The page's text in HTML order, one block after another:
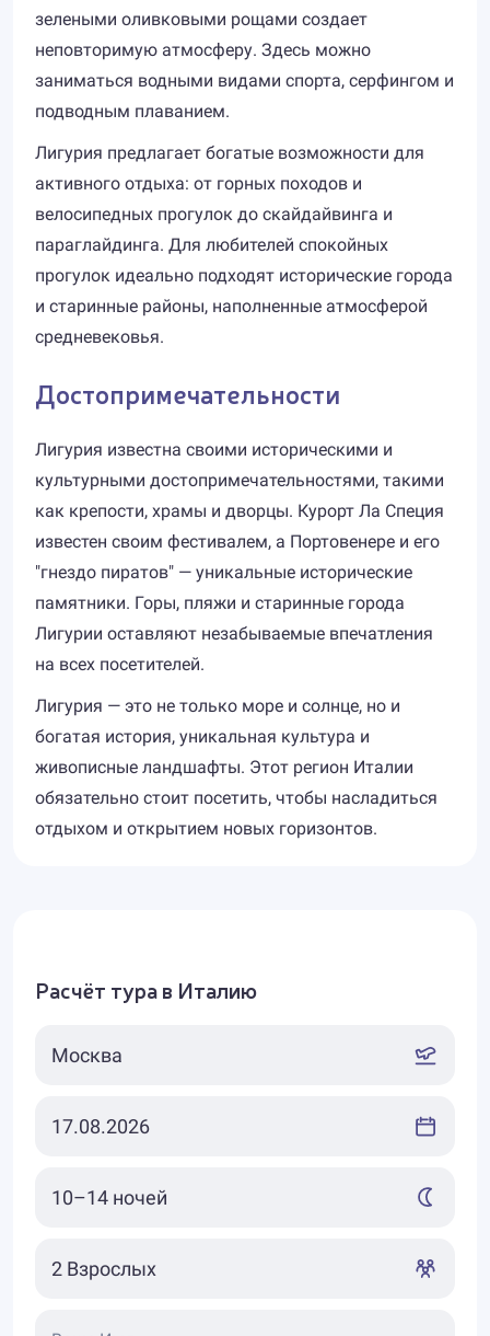
зелеными оливковыми рощами создает
неповторимую атмосферу. Здесь можно
заниматься водными видами спорта, серфингом и
подводным плаванием.
Лигурия предлагает богатые возможности для
активного отдыха: от горных походов и
велосипедных прогулок до скайдайвинга и
параглайдинга. Для любителей спокойных
прогулок идеально подходят исторические города
и старинные районы, наполненные атмосферой
средневековья.
Достопримечательности
Лигурия известна своими историческими и
культурными достопримечательностями, такими
как крепости, храмы и дворцы. Курорт Ла Специя
известен своим фестивалем, а Портовенере и его
"гнездо пиратов" — уникальные исторические
памятники. Горы, пляжи и старинные города
Лигурии оставляют незабываемые впечатления
на всех посетителей.
Лигурия — это не только море и солнце, но и
богатая история, уникальная культура и
живописные ландшафты. Этот регион Италии
обязательно стоит посетить, чтобы насладиться
отдыхом и открытием новых горизонтов.
Расчёт тура в Италию